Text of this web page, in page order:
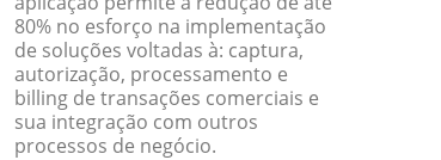
80% no esforço na implementação
de soluções voltadas à: captura,
autorização, processamento e
billing de transações comerciais e
sua integração com outros
processos de negócio.